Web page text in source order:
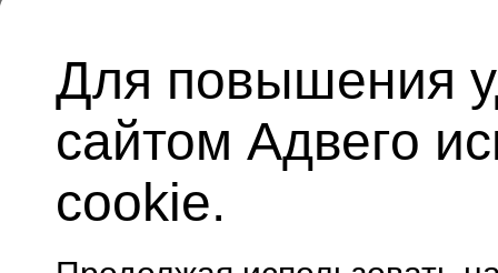
Для повышения
сайтом Адвего
cookie.